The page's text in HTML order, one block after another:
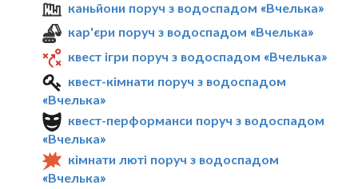
каньйони поруч з водоспадом «Вчелька»
кар'єри поруч з водоспадом «Вчелька»
квест ігри поруч з водоспадом «Вчелька»
квест-кімнати поруч з водоспадом
«Вчелька»
квест-перформанси поруч з водоспадом
«Вчелька»
кімнати люті поруч з водоспадом
«Вчелька»